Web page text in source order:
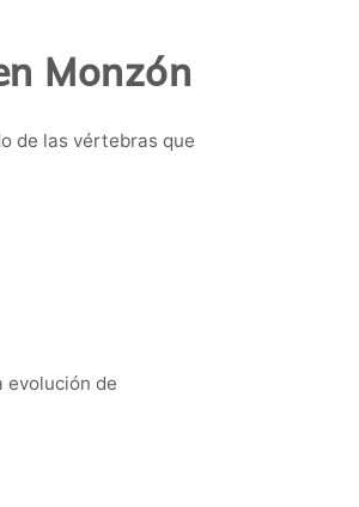
Monzón
de las vértebras que
evolución de